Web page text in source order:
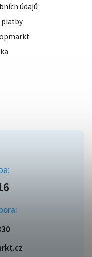
údajů
platby